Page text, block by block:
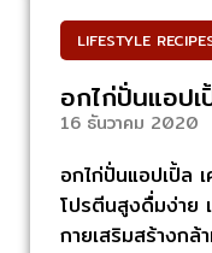
LIFESTYLE
อกไก่ปั่นแอปเ
16 ธันวาคม 2020
อกไก่ปั่นแอปเปิ้ล
โปรตีนสูงดื่มง่าย
กายเสริมสร้างกล้